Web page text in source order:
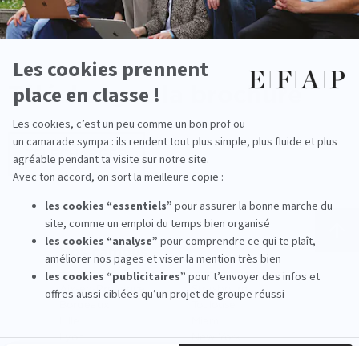
Téléchargez la brochure
TÉLÉCHARGER
Nos campus
Aix-en-Provence
Lyon
Strasbourg
New York